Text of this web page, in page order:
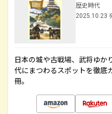
歴史時代
2025.10.23
日本の城や古戦場、武将ゆか
代にまつわるスポットを徹底
冊。